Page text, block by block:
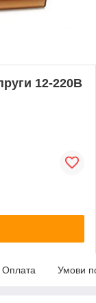
12-220В
Оплата Умови